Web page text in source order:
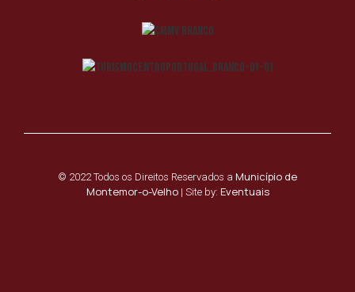
© 2022 Todos os Direitos Reservados a Município de
Montemor-o-Velho| Site by: Eventuais